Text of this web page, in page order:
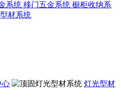
系统 移门五金系统 橱柜收纳系
材系统
心
灯光型材